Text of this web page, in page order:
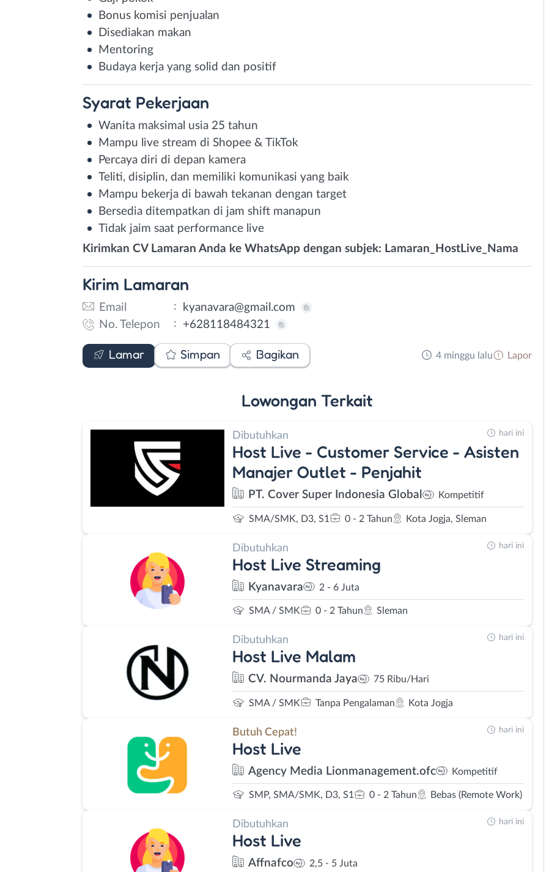
Bonus komisi penjualan
Disediakan makan
Mentoring
Budaya kerja yang solid dan positif
Syarat Pekerjaan
Wanita maksimal usia 25 tahun
Mampu live stream di Shopee & TikTok
Percaya diri di depan kamera
Teliti, disiplin, dan memiliki komunikasi yang baik
Mampu bekerja di bawah tekanan dengan target
Bersedia ditempatkan di jam shift manapun
Tidak jaim saat performance live
Kirimkan CV Lamaran Anda ke WhatsApp dengan subjek: Lamaran_HostLive_Nama
Kirim Lamaran
Email :
kyanavara@gmail.com
No. Telepon
: +628118484321
Lamar
Email WhatsApp
Simpan Bagikan 4 minggu lalu Lapor
Lowongan Terkait
Dibutuhkan
Host Live - Customer Service - Asisten
Manajer Outlet - Penjahit
PT. Cover Super Indonesia Global Kompetitif
SMA/SMK, D3, S1 0 - 2 Tahun Kota Jogja, Sleman
hari ini
Dibutuhkan
Host Live Streaming
Kyanavara 2 - 6 Juta
SMA / SMK 0 - 2 Tahun Sleman
hari ini
Dibutuhkan
Host Live Malam
CV. Nourmanda Jaya 75 Ribu/Hari
SMA / SMK Tanpa Pengalaman Kota Jogja
hari ini
Butuh Cepat!
Host Live
Agency Media Lionmanagement.ofc Kompetitif
SMP, SMA/SMK, D3, S1 0 - 2 Tahun Bebas (Remote Work)
hari ini
Dibutuhkan
Host Live
Affnafco 2,5 - 5 Juta
hari ini